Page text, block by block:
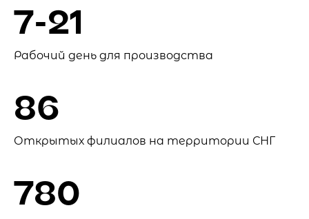
7-21
Рабочий день для производства
86
Открытых филиалов на территории СНГ
780